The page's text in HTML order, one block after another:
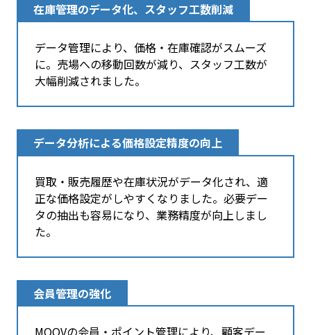
在庫管理のデータ化、スタッフ工数削減
データ管理により、価格・在庫確認がスムーズ
に。売場への移動回数が減り、スタッフ工数が
大幅削減されました。
データ分析による価格設定精度の向上
買取・販売履歴や在庫状況がデータ化され、適
正な価格設定がしやすくなりました。必要デー
タの抽出も容易になり、業務精度が向上しまし
た。
会員管理の強化
MOOVの会員・ポイント管理により、顧客デー